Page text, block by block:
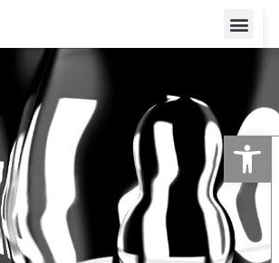
פתח סרגל נגישות